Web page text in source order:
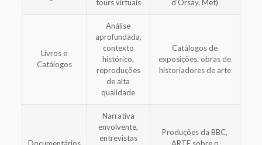
tours virtuais
d’Orsay, Met)
Livros e
Catálogos
Análise
aprofundada,
contexto
histórico,
reproduções
de alta
qualidade
Catálogos de
exposições, obras de
historiadores de arte
Documentários
Narrativa
envolvente,
entrevistas
Produções da BBC,
ARTE sobre o